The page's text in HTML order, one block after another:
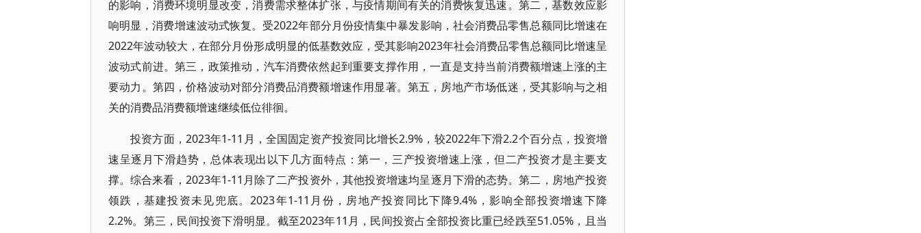
的影响，消费环境明显改变，消费需求整体扩张，与疫情期间有关的消费恢复迅速。第二，基数效应影
响明显，消费增速波动式恢复。受2022年部分月份疫情集中暴发影响，社会消费品零售总额同比增速在
2022年波动较大，在部分月份形成明显的低基数效应，受其影响2023年社会消费品零售总额同比增速呈
波动式前进。第三，政策推动，汽车消费依然起到重要支撑作用，一直是支持当前消费额增速上涨的主
要动力。第四，价格波动对部分消费品消费额增速作用显著。第五，房地产市场低迷，受其影响与之相
关的消费品消费额增速继续低位徘徊。
投资方面，2023年1-11月，全国固定资产投资同比增长2.9%，较2022年下滑2.2个百分点，投资增
速呈逐月下滑趋势，总体表现出以下几方面特点：第一，三产投资增速上涨，但二产投资才是主要支
撑。综合来看，2023年1-11月除了二产投资外，其他投资增速均呈逐月下滑的态势。第二，房地产投资
领跌，基建投资未见兜底。2023年1-11月份，房地产投资同比下降9.4%，影响全部投资增速下降
2.2%。第三，民间投资下滑明显。截至2023年11月，民间投资占全部投资比重已经跌至51.05%，且当